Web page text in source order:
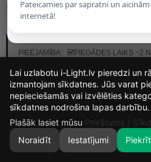
78.95€
PIEEJAMĪBA:
PIEGĀDES LAIKS ~2
Pateicamies par sapratni un
internetā!
16
DIENAS
3
STUNDAS
25
MIN.
Lai uzlabotu i-Light.lv pieredzi un
izmantojam sīkdatnes. Jūs varat
nepieciešamās vai izvēlēties
sīkdatnes nodrošina lapas darbību.
Plašāk lasiet mūsu Privātuma /
Noraidīt
Iestatījumi